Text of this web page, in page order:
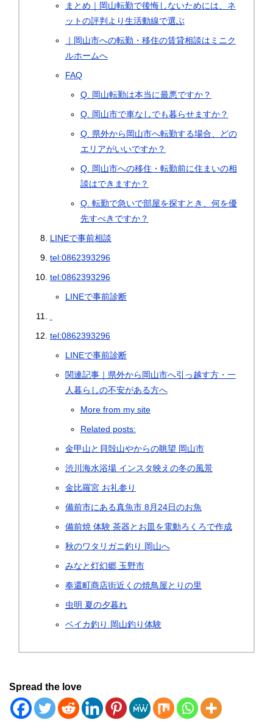
まとめ｜岡山転勤で後悔しないためには、ネ
ットの評判より生活動線で選ぶ
｜岡山市への転勤・移住の賃貸相談はミニク
ルホームへ
FAQ
Q. 岡山転勤は本当に最悪ですか？
Q. 岡山市で車なしでも暮らせますか？
Q. 県外から岡山市へ転勤する場合、どの
エリアがいいですか？
Q. 岡山市への移住・転勤前に住まいの相
談はできますか？
Q. 転勤で急いで部屋を探すとき、何を優
先すべきですか？
LINEで事前相談
tel:0862393296
tel:0862393296
LINEで事前診断
tel:0862393296
LINEで事前診断
関連記事｜県外から岡山市へ引っ越す方・一
人暮らしの不安がある方へ
More from my site
Related posts:
金甲山と貝殻山やからの眺望 岡山市
渋川海水浴場 インスタ映えの冬の風景
金比羅宮 お礼参り
備前市にある真魚市 8月24日のお魚
備前焼 体験 茶器とお皿を電動ろくろで作成
秋のワタリガニ釣り 岡山へ
みなと灯幻郷 玉野市
奉還町商店街近くの焼鳥屋とりの里
虫明 夏の夕暮れ
ベイカ釣り 岡山釣り体験
Spread the love